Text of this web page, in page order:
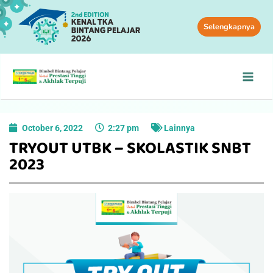
Selengkapnya
October 6, 2022 2:27 pm Lainnya
TRYOUT UTBK – SKOLASTIK SNBT
2023